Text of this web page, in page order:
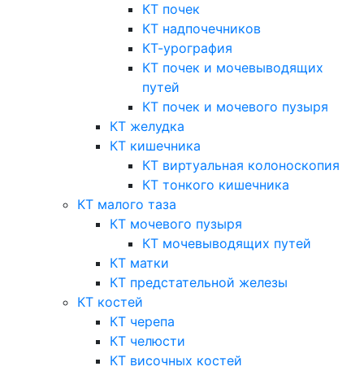
КТ почек
КТ надпочечников
КТ-урография
КТ почек и мочевыводящих
путей
КТ почек и мочевого пузыря
КТ желудка
КТ кишечника
КТ виртуальная колоноскопия
КТ тонкого кишечника
КТ малого таза
КТ мочевого пузыря
КТ мочевыводящих путей
КТ матки
КТ предстательной железы
КТ костей
КТ черепа
КТ челюсти
КТ височных костей